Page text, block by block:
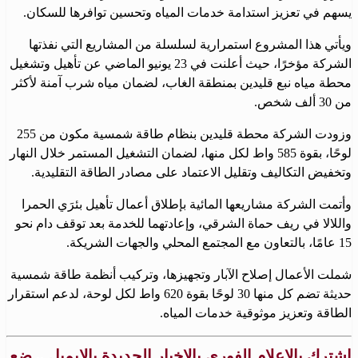
يسهم في تعزيز استدامة خدمات المياه وتحسين توافرها للسكان.
ويأتي هذا المشروع استمرارية لسلسلة من المشاريع التي نفذتها
الشركة مؤخرًا، حيث أعلنت في 23 يونيو الماضي عن تأهيل وتشغيل
محطة مياه نبع قليدين بمنطقة الغاب، لضمان مياه شرب آمنة لأكثر
من 30 ألف شخص.
وزودت الشركة محطة قليدين بنظام طاقة شمسية مكون من 255
لوحًا، بقوة 585 واط لكل منها، لضمان التشغيل المستمر خلال النهار
وتخفيض التكاليف وتقليل الاعتماد على مصادر الطاقة التقليدية.
وأتمت الشركة مشاريعها المائية بإطلاق أعمال تأهيل بئرَي الحمرا
واللالا في ريف حماة الشرقي، وإعادتهما للخدمة بعد توقف دام نحو
15 عامًا، بالتعاون مع المجتمع المحلي والجهات الشريكة.
شملت الأعمال إصلاح الآبار وتجهيزها، وتركيب أنظمة طاقة شمسية
حديثة تضم كل منها 30 لوحًا بقوة 620 واط لكل لوحة، لدعم استقرار
الطاقة وتعزيز موثوقية خدمات المياه.